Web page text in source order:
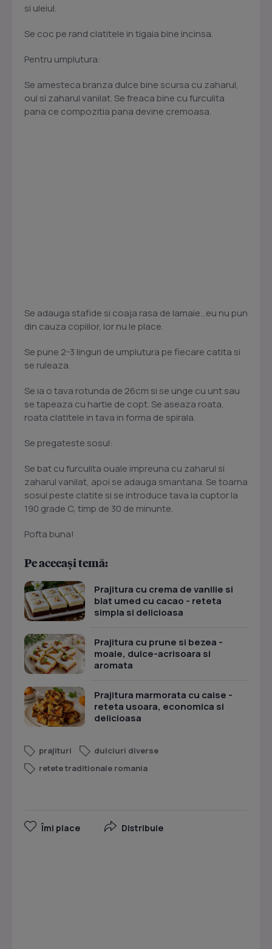
si uleiul.
Se coc pe rand clatitele in tigaia bine incinsa.
Pentru umplutura:
Se amesteca branza dulce bine scursa cu zaharul,
oul si zaharul vanilat. Se freaca bine cu furculita
pana ce compozitia pana devine cremoasa.
Se adauga stafide si coaja rasa de lamaie...eu nu pun
din cauza copiilor, lor nu le place.
Se pune 2-3 linguri de umplutura pe fiecare catita si
se ruleaza.
Se ia o tava rotunda de 26cm si se unge cu unt sau
se tapeaza cu hartie de copt. Se aseaza roata,
roata clatitele in tava in forma de spirala.
Se pregateste sosul:
Se bat cu furculita ouale impreuna cu zaharul si
zaharul vanilat, apoi se adauga smantana. Se toarna
sosul peste clatite si se introduce tava la cuptor la
190 grade C, timp de 30 de minunte.
Pofta buna!
Pe aceeași temă:
Prajitura cu crema de vanilie si
blat umed cu cacao - reteta
simpla si delicioasa
Prajitura cu prune si bezea -
moale, dulce-acrisoara si
aromata
Prajitura marmorata cu caise -
reteta usoara, economica si
delicioasa
prajituri
dulciuri diverse
retete traditionale romania
Îmi place Distribuie